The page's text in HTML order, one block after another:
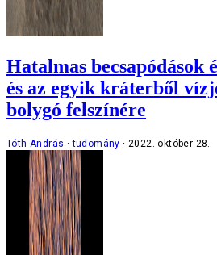
Hatalmas becsapódások
és az egyik kráterből
bolygó felszínére
Tóth András tudomány 2022. október 28.